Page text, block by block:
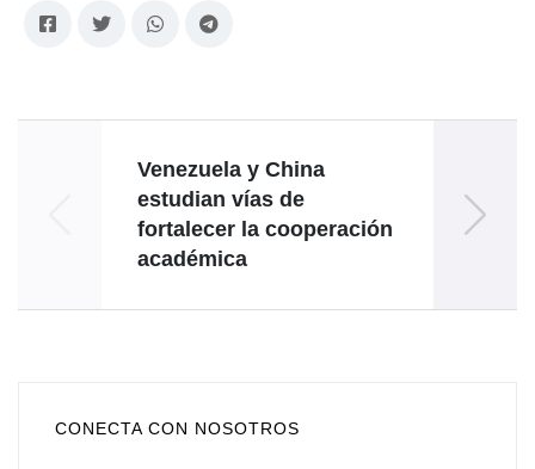
Venezuela y China
estudian vías de
fortalecer la cooperación
académica
CONECTA CON NOSOTROS